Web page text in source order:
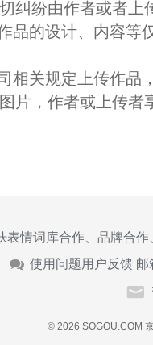
纠纷由作者或者上
品的设计、内容等
相关规定上传作品
片，作者或上传者
表情词库合作、品牌合
使用问题用户反馈 邮
© 2026 SOGOU.COM